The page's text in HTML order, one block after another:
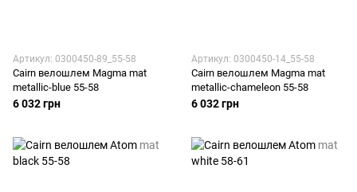
Артикул: 0300450-89_55-58
Cairn велошлем Magma mat
metallic-blue 55-58
6 032 грн
Артикул: 0300450-14_55-58
Cairn велошлем Magma mat
metallic-chameleon 55-58
6 032 грн